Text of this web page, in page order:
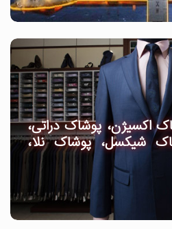
اکسیژن، پوشاک دراتی،
شیکسل، پوشاک نلا،